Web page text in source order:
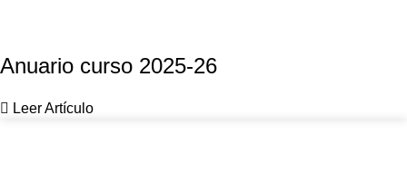
Anuario curso 2025-26
Leer Artículo